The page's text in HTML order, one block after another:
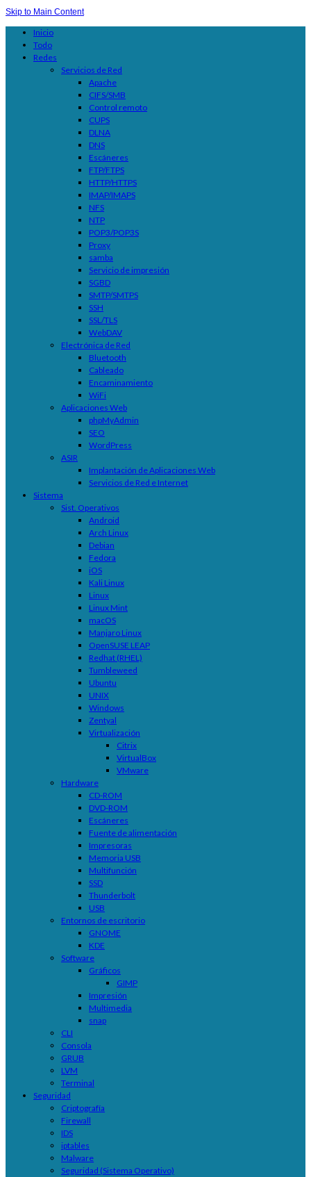
Skip to Main Content
Inicio
Todo
Redes
Servicios de Red
Apache
CIFS/SMB
Control remoto
CUPS
DLNA
DNS
Escáneres
FTP/FTPS
HTTP/HTTPS
IMAP/IMAPS
NFS
NTP
POP3/POP3S
Proxy
samba
Servicio de impresión
SGBD
SMTP/SMTPS
SSH
SSL/TLS
WebDAV
Electrónica de Red
Bluetooth
Cableado
Encaminamiento
WiFi
Aplicaciones Web
phpMyAdmin
SEO
WordPress
ASIR
Implantación de Aplicaciones Web
Servicios de Red e Internet
Sistema
Sist. Operativos
Android
Arch Linux
Debian
Fedora
iOS
Kali Linux
Linux
Linux Mint
macOS
Manjaro Linux
OpenSUSE LEAP
Redhat (RHEL)
Tumbleweed
Ubuntu
UNIX
Windows
Zentyal
Virtualización
Citrix
VirtualBox
VMware
Hardware
CD-ROM
DVD-ROM
Escáneres
Fuente de alimentación
Impresoras
Memoria USB
Multifunción
SSD
Thunderbolt
USB
Entornos de escritorio
GNOME
KDE
Software
Gráficos
GIMP
Impresión
Multimedia
snap
CLI
Consola
GRUB
LVM
Terminal
Seguridad
Criptografía
Firewall
IDS
iptables
Malware
Seguridad (Sistema Operativo)